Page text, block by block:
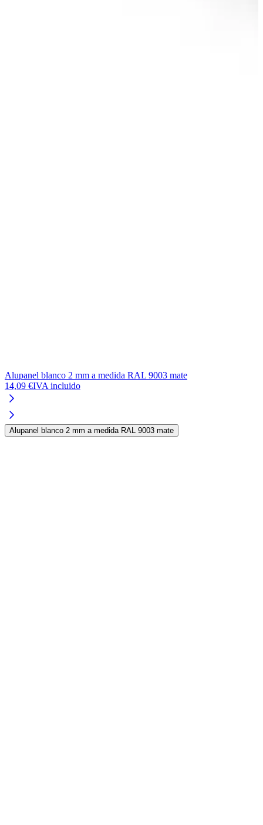
Alupanel blanco 2 mm a medida RAL 9003 mate
14,09 €IVA incluido
Alupanel blanco 2 mm a medida RAL 9003 mate